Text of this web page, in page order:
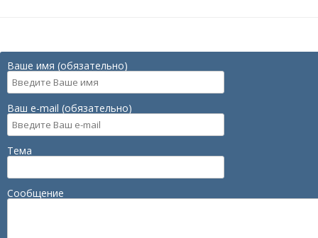
Ваше имя (обязательно)
Ваш e-mail (обязательно)
Тема
Сообщение